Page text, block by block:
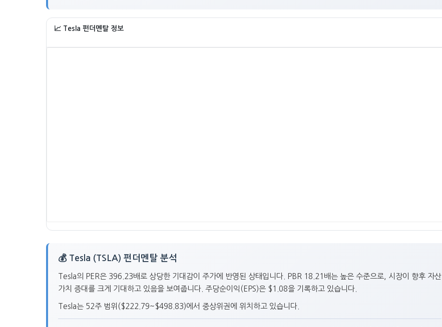
📈 Tesla 펀더멘탈 정보
💰 Tesla (TSLA) 펀더멘탈 분석
Tesla의 PER은 396.23배로 상당한 기대감이 주가에 반영된 상태입니다. PBR 18.21배는 높은 수준으로, 시장이 향후 자산
가치 증대를 크게 기대하고 있음을 보여줍니다. 주당순이익(EPS)은 $1.08을 기록하고 있습니다.
Tesla는 52주 범위($222.79~$498.83)에서 중상위권에 위치하고 있습니다.